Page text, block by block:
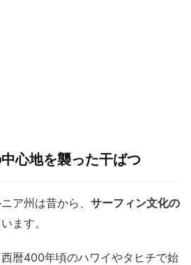
心地を襲った干ばつ
ア州は昔から、 サーフィン文化の
ます。
暦400年頃のハワイやタヒチで始